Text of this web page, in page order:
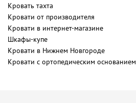
Кровать тахта
Кровати от производителя
Кровати в интернет-магазине
Шкафы-купе
Кровати в Нижнем Новгороде
Кровати с ортопедическим основанием